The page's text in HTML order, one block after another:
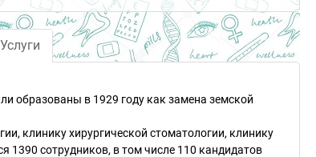
Услуги
образованы в 1929 году как замена земской
клинику хирургической стоматологии, клинику
1390 сотрудников, в том числе 110 кандидатов